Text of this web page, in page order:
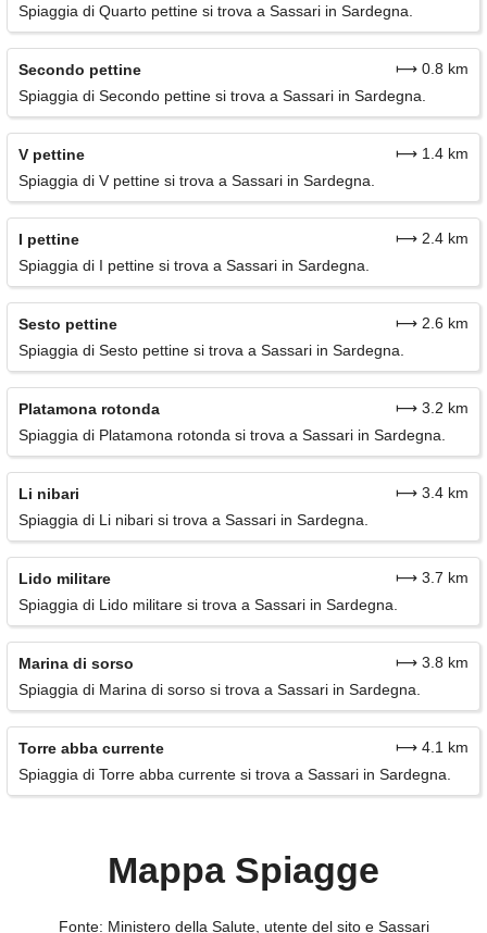
Spiaggia di Quarto pettine si trova a Sassari in Sardegna.
Secondo pettine
⟼ 0.8 km
Spiaggia di Secondo pettine si trova a Sassari in Sardegna.
V pettine
⟼ 1.4 km
Spiaggia di V pettine si trova a Sassari in Sardegna.
I pettine
⟼ 2.4 km
Spiaggia di I pettine si trova a Sassari in Sardegna.
Sesto pettine
⟼ 2.6 km
Spiaggia di Sesto pettine si trova a Sassari in Sardegna.
Platamona rotonda
⟼ 3.2 km
Spiaggia di Platamona rotonda si trova a Sassari in Sardegna.
Li nibari
⟼ 3.4 km
Spiaggia di Li nibari si trova a Sassari in Sardegna.
Lido militare
⟼ 3.7 km
Spiaggia di Lido militare si trova a Sassari in Sardegna.
Marina di sorso
⟼ 3.8 km
Spiaggia di Marina di sorso si trova a Sassari in Sardegna.
Torre abba currente
⟼ 4.1 km
Spiaggia di Torre abba currente si trova a Sassari in Sardegna.
Mappa Spiagge
Fonte: Ministero della Salute, utente del sito e Sassari